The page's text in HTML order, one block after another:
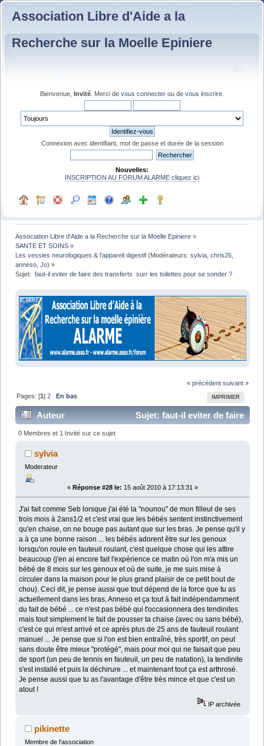
Association Libre d'Aide a la
Recherche sur la Moelle Epiniere
Bienvenue, Invité . Merci de vous connecter ou de vous inscrire
Connexion avec identifiant, mot de passe et durée de la session
Nouvelles:
INSCRIPTION AU FORUM ALARME cliquez ici
Association Libre d'Aide a la Recherche sur la Moelle Epiniere »
SANTE ET SOINS »
Les vessies neurologiques & l'appareil digestif (Modérateurs:sylvia ,chris26
anneso ,Jo) »
Sujet: faut-il eviter de faire des transferts  surr les toilettes pour se sonder ?
« précédent suivant »
IMPRIMER
Pages: [1]2 En bas
Auteur
Sujet: faut-il eviter de faire
des transferts surr les toilettes pour se sonder ? (Lu
38849 fois)
0 Membres et 1 Invité sur ce sujet
sylvia
Moderateur
« Réponse #28 le: 15 août 2010 à 17:13:31 »
J'ai fait comme Seb lorsque j'ai été la "nounou" de mon filleul de ses
trois mois à 2ans1/2 et c'est vrai que les bébés sentent instinctivement
qu'en chaise, on ne bouge pas autant que sur les bras. Je pense qu'il y
a à ça une bonne raison ... les bébés adorent être sur les genoux
lorsqu'on roule en fauteuil roulant, c'est quelque chose qui les attire
beaucoup (j'en ai encore fait l'expérience ce matin où l'on m'a mis un
bébé de 8 mois sur les genoux et où de suite, je me suis mise à
circuler dans la maison pour le plus grand plaisir de ce petit bout de
chou). Ceci dit, je pense aussi que tout dépend de la force que tu as
actuellement dans les bras, Anneso et ça tout à fait indépendamment
du fait de bébé ... ce n'est pas bébé qui t'occasionnera des tendinites
mais tout simplement le fait de pousser ta chaise (avec ou sans bébé),
c'est ce qui m'est arrivé et ce après plus de 25 ans de fauteuil roulant
manuel ... Je pense que si l'on est bien entraîné, très sportif, on peut
sans doute être mieux "protégé", mais pour moi qui ne faisait que peu
de sport (un peu de tennis en fauteuil, un peu de natation), la tendinite
s'est installé et puis la déchirure ... et maintenant tout ça est arthrosé.
Je pense aussi que tu as l'avantage d'être très mince et que c'est un
atout !
IP archivée
pikinette
Membre de l'association